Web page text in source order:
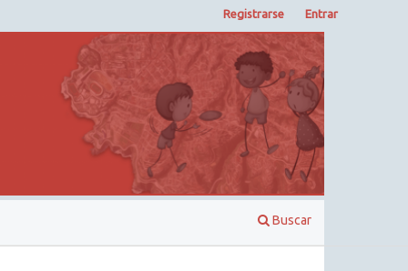
Buscar
Registrarse Entrar